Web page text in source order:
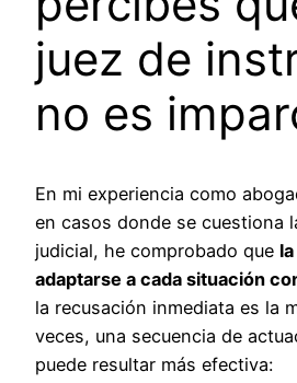
juez de
no es
En mi experiencia como
en casos donde se cuestiona
judicial, he comprobado que
adaptarse a cada situación
la recusación inmediata es la
veces, una secuencia de
puede resultar más efectiva: